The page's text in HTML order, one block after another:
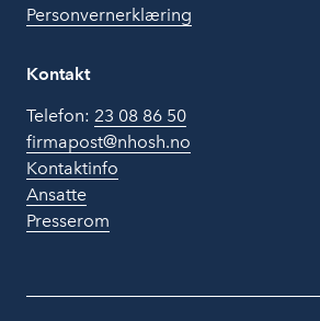
Personvernerklæring
Kontakt
Telefon: 23 08 86 50
firmapost@nhosh.no
Kontaktinfo
Ansatte
Presserom